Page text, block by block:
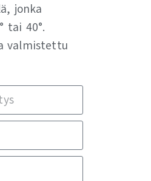
jonka
tai 40°.
valmistettu